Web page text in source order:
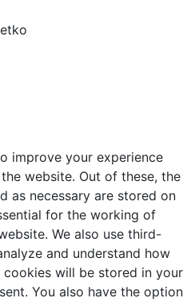
improve your experience
website. Out of these, the
as necessary are stored on
for the working of
We also use third-
and understand how
cookies will be stored in your
You also have the option